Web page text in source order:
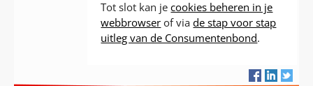
Tot slot kan jecookies beheren in je
webbrowser of viade stap voor stap
uitleg van de Consumentenbond.